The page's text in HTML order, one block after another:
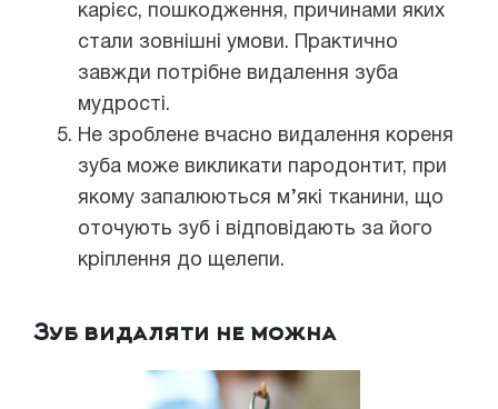
карієс, пошкодження, причинами яких
стали зовнішні умови. Практично
завжди потрібне видалення зуба
мудрості.
Не зроблене вчасно видалення кореня
зуба може викликати пародонтит, при
якому запалюються м’які тканини, що
оточують зуб і відповідають за його
кріплення до щелепи.
Зуб видаляти не можна